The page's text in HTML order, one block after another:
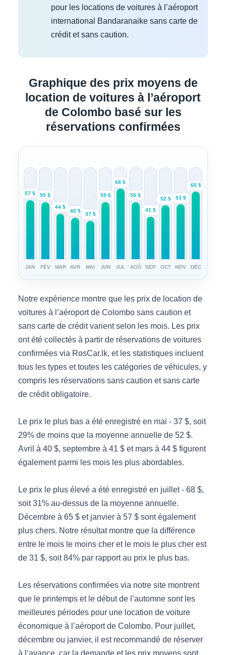
pour les locations de voitures à l’aéroport
international Bandaranaike sans carte de
crédit et sans caution.
Graphique des prix moyens de
location de voitures à l’aéroport
de Colombo basé sur les
réservations confirmées
57 $
JAN
55 $
FÉV
44 $
MAR
40 $
AVR
37 $
MAI
55 $
JUN
68 $
JUL
55 $
AOÛ
41 $
SEP
52 $
OCT
53 $
NOV
65 $
DÉC
Notre expérience montre que les prix de location de
voitures à l’aéroport de Colombo sans caution et
sans carte de crédit varient selon les mois. Les prix
ont été collectés à partir de réservations de voitures
confirmées via RosCar.lk, et les statistiques incluent
tous les types et toutes les catégories de véhicules, y
compris les réservations sans caution et sans carte
de crédit obligatoire.
Le prix le plus bas a été enregistré en mai - 37 $, soit
29% de moins que la moyenne annuelle de 52 $.
Avril à 40 $, septembre à 41 $ et mars à 44 $ figurent
également parmi les mois les plus abordables.
Le prix le plus élevé a été enregistré en juillet - 68 $,
soit 31% au-dessus de la moyenne annuelle.
Décembre à 65 $ et janvier à 57 $ sont également
plus chers. Notre résultat montre que la différence
entre le mois le moins cher et le mois le plus cher est
de 31 $, soit 84% par rapport au prix le plus bas.
Les réservations confirmées via notre site montrent
que le printemps et le début de l’automne sont les
meilleures périodes pour une location de voiture
économique à l’aéroport de Colombo. Pour juillet,
décembre ou janvier, il est recommandé de réserver